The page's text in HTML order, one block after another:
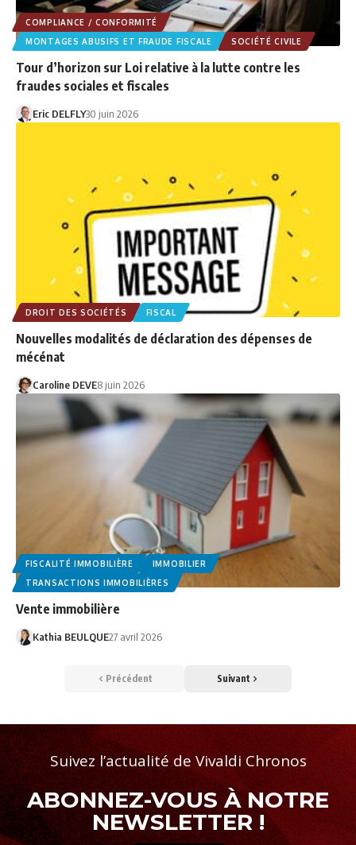
COMPLIANCE / CONFORMITÉ
MONTAGES ABUSIFS ET FRAUDE FISCALE
SOCIÉTÉ CIVILE
Tour d’horizon sur Loi relative à la lutte contre les
fraudes sociales et fiscales
Eric DELFLY30 juin 2026
DROIT DES SOCIÉTÉS FISCAL
Nouvelles modalités de déclaration des dépenses de
mécénat
Caroline DEVE8 juin 2026
FISCALITÉ IMMOBILIÈRE
IMMOBILIER
TRANSACTIONS IMMOBILIÈRES
Vente immobilière
Kathia BEULQUE27 avril 2026
Précédent Suivant
Suivez l’actualité de Vivaldi Chronos
ABONNEZ-VOUS À NOTRE
NEWSLETTER !